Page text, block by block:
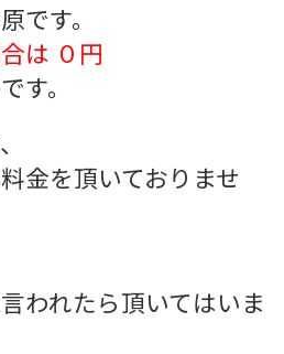
です。
は ０円
す。
金を頂いておりませ
われたら頂いてはいま